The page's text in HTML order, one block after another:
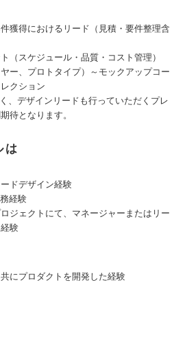
獲得におけるリード（見積・要件整理含
（スケジュール・品質・コスト管理）
ー、プロトタイプ）～モックアップコー
クション
、デザインリードも行っていただくプレ
待となります。
は
ドデザイン経験
経験
ジェクトにて、マネージャーまたはリー
験
にプロダクトを開発した経験